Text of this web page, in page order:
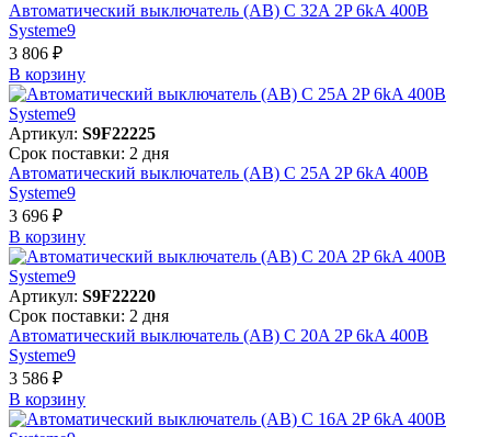
Автоматический выключатель (АВ) C 32A 2P 6kA 400В
Systeme9
3 806 ₽
В корзинy
Артикул: S9F22225
Срок поставки: 2 дня
Автоматический выключатель (АВ) C 25A 2P 6kA 400В
Systeme9
3 696 ₽
В корзинy
Артикул: S9F22220
Срок поставки: 2 дня
Автоматический выключатель (АВ) C 20A 2P 6kA 400В
Systeme9
3 586 ₽
В корзинy